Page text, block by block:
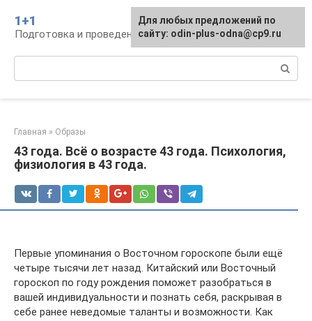
контенту
1+1
Подготовка и проведение свадьбы, традиции
Главная » Образы
43 года. Всё о возрасте 43 года. Психология,
физиология в 43 года.
Первые упоминания о Восточном гороскопе были ещё
четыре тысячи лет назад. Китайский или Восточный
гороскоп по году рождения поможет разобраться в
вашей индивидуальности и познать себя, раскрывая в
себе ранее неведомые таланты и возможности. Как
Для любых предложений по
сайту: odin-plus-odna@cp9.ru